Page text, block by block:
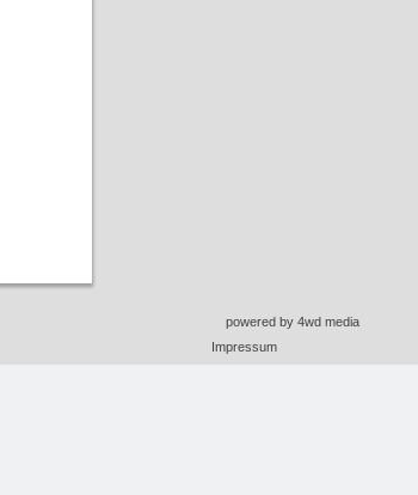
powered by 4wd media
Impressum